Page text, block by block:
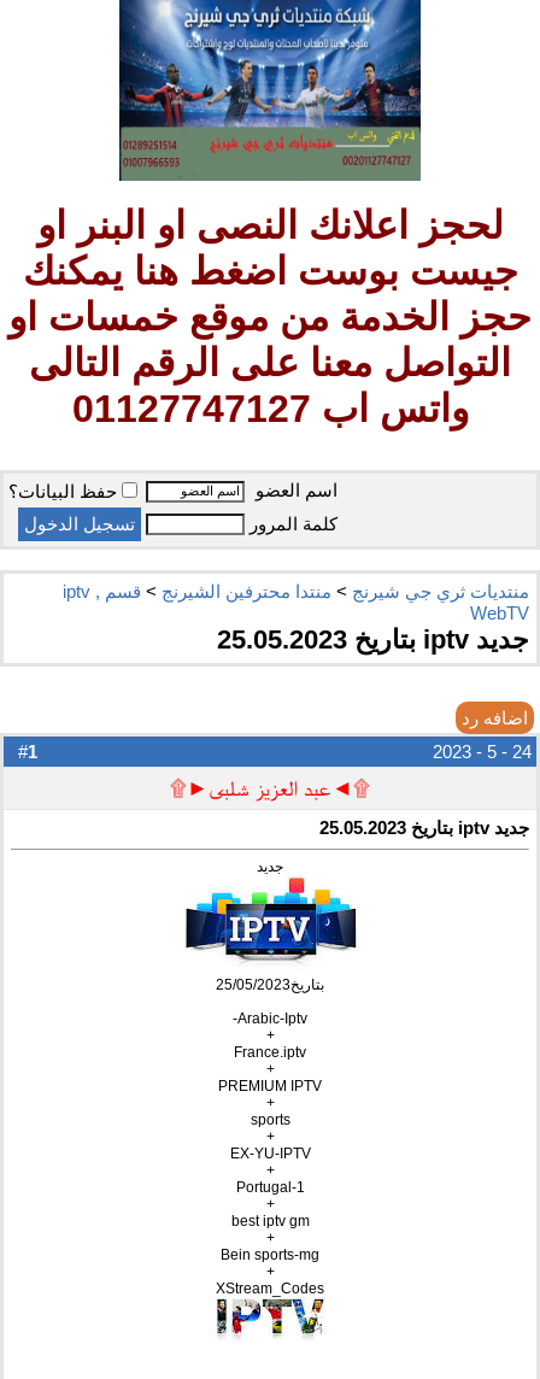
لحجز اعلانك النصى او البنر او
جيست بوست اضغط هنا يمكنك
حجز الخدمة من موقع خمسات او
التواصل معنا على الرقم التالى
واتس اب 01127747127
اسم العضو
حفظ البيانات؟
كلمة المرور
منتديات ثري جي شيرنج > منتدا محترفين الشيرنج >
قسم iptv ,
WebTV
جديد iptv بتاريخ 25.05.2023
اضافه رد
1 24 - 5 - 2023
۩◄عبد العزيز شلبى►۩
جديد iptv بتاريخ 25.05.2023
جديد
بتاريخ25/05/2023
Arabic-Iptv-
+
France.iptv
+
PREMIUM IPTV
+
sports
+
EX-YU-IPTV
+
Portugal-1
+
best iptv gm
+
Bein sports-mg
+
XStream_Codes